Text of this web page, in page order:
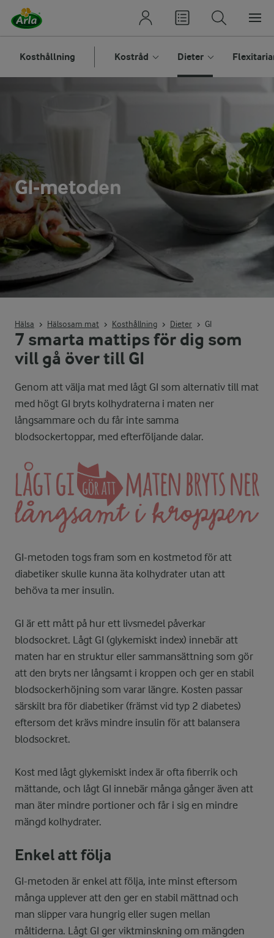
Kosthållning Kostråd Dieter
GI-metoden
Hälsa Hälsosam mat Kosthållning Dieter GI
7 smarta mattips för dig som
vill gå över till GI
Genom att välja mat med lågt GI som alternativ till mat
med högt GI bryts kolhydraterna i maten ner
långsammare och du får inte samma
blodsockertoppar, med efterföljande dalar.
GI-metoden togs fram som en kostmetod för att
diabetiker skulle kunna äta kolhydrater utan att
behöva ta mer insulin.
GI är ett mått på hur ett livsmedel påverkar
blodsockret. Lågt GI (glykemiskt index) innebär att
maten har en struktur eller sammansättning som gör
att den bryts ner långsamt i kroppen och ger en stabil
blodsockerhöjning som varar längre. Kosten passar
särskilt bra för diabetiker (främst vid typ 2 diabetes)
eftersom det krävs mindre insulin för att balansera
blodsockret.
Kost med lågt glykemiskt index är ofta fiberrik och
mättande, och lågt GI innebär många gånger även att
man äter mindre portioner och får i sig en mindre
mängd kolhydrater.
Enkel att följa
GI-metoden är enkel att följa, inte minst eftersom
många upplever att den ger en stabil mättnad och
man slipper vara hungrig eller sugen mellan
måltiderna. Lågt GI ger viktminskning om mängden